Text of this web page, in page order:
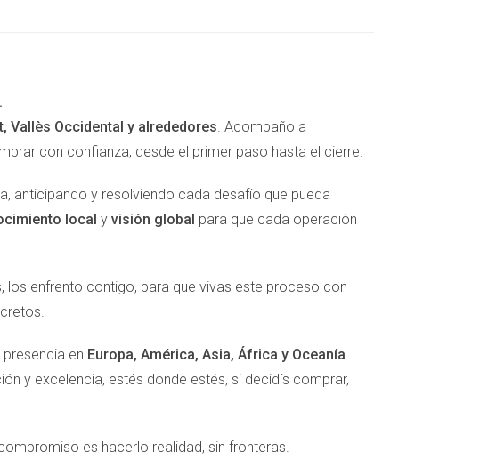
Vallès Occidental y alrededores. Acompaño a
con confianza, desde el primer paso hasta el cierre.
anticipando y resolviendo cada desafío que pueda
local y visión global para que cada operación
enfrento contigo, para que vivas este proceso con
en Europa, América, Asia, África y Oceanía.
y excelencia, estés donde estés, si decidís comprar,
es hacerlo realidad, sin fronteras.